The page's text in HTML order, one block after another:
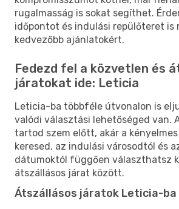
rugalmasság is sokat segíthet.
időpontot és indulási repülőteret is
kedvezőbb ajánlatokért.
Fedezd fel a közvetlen és
járatokat ide: Leticia
Leticia-ba többféle útvonalon is
valódi választási lehetőséged van.
tartod szem előtt, akár a
keresed, az indulási városodtól és
dátumoktól függően választhatsz
átszállásos járat között.
Átszállásos járatok Leticia-ba